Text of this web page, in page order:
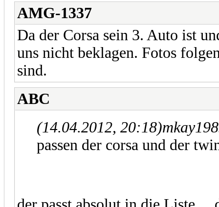
AMG-1337
Da der Corsa sein 3. Auto ist
uns nicht beklagen. Fotos
sind.
ABC
(14.04.2012, 20:18)
passen der corsa und der